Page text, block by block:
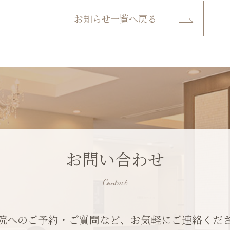
お知らせ一覧へ戻る
お問い合わせ
へのご予約・ご質問など、お気軽にご連絡くだ